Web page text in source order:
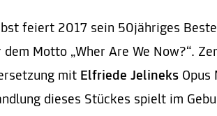
feiert 2017 sein 50jähriges
dem Motto „Wher Are We Now?“.
mit Elfriede Jelineks Opus
dieses Stückes spielt im